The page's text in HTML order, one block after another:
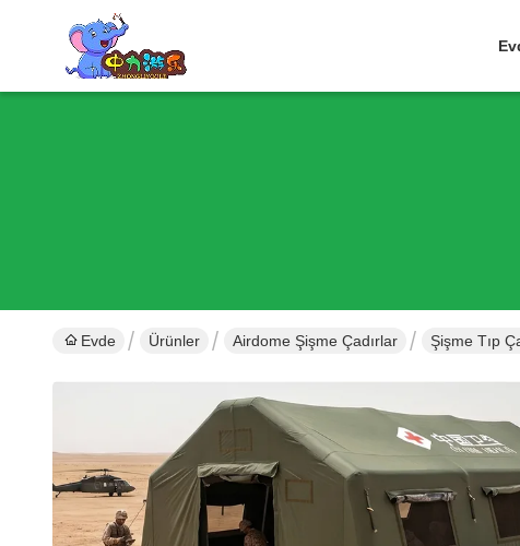
Evde Ürünler Airdome Şişme Çadırlar Şişme Tıp